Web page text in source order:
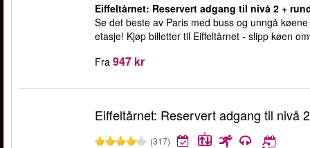
Eiffeltårnet: Reservert adgang til nivå 2 +
Se det beste av Paris med buss og unngå
etasje! Kjøp billetter til Eiffeltårnet - slipp køen
Fra 947 kr
Eiffeltårnet: Reservert adgang til nivå
(317)